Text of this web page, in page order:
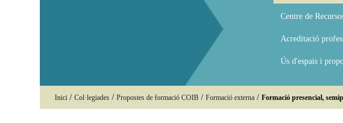
Centre de
Acreditació
Ús d'espais i
Inici / Col·legiades / Propostes de formació COIB / Formació externa / Formació presencial,